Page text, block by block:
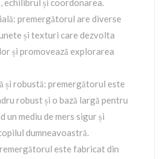
și coordonarea.
premergătorul are diverse
și texturi care dezvolta
și promovează explorarea
și robustă: premergătorul este
robust și o bază largă pentru
mediu de mers sigur și
dumneavoastră.
este fabricat din